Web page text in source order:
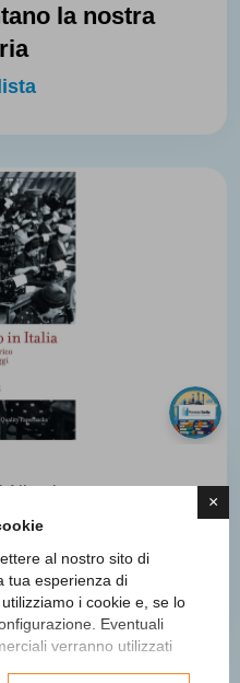
×
al nostro sito di
tua esperienza di
i cookie e, se lo
Eventuali
verranno utilizzati
la nostra
Alberti
Un profilo
a oggi